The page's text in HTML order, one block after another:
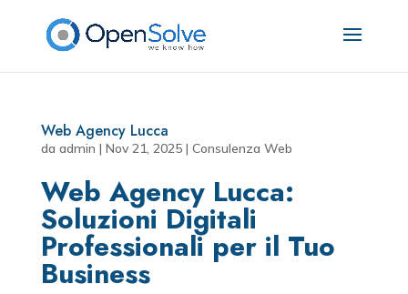
Web Agency Lucca
da admin | Nov 21, 2025| Consulenza Web
Web Agency Lucca:
Soluzioni Digitali
Professionali per il Tuo
Business